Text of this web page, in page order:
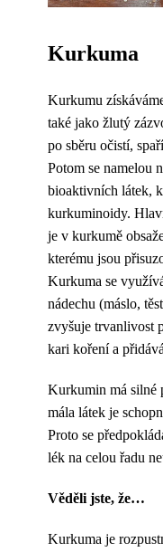
Kurkuma
Kurkumu
také jako žlutý
po sběru očistí,
Potom se namelou
bioaktivních látek,
kurkuminoidy.
je v kurkumě
kterému jsou
Kurkuma se
nádechu (máslo,
zvyšuje trvanlivost
kari koření a
Kurkumin má silné
mála látek je
Proto se
lék na celou řadu
Věděli jste, že…
Kurkuma je